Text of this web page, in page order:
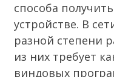
способа
устройстве. В
разной степени
из них требует
виндовых